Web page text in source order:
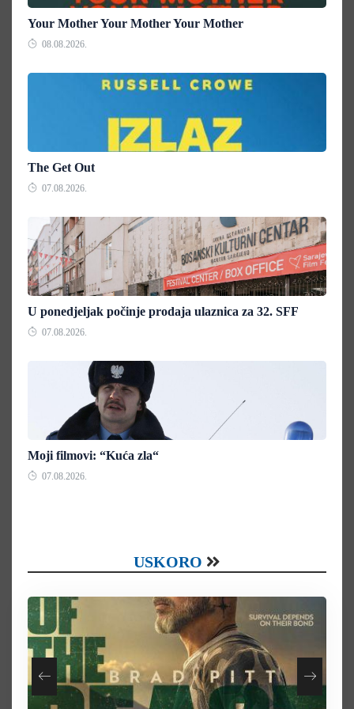
Your Mother Your Mother Your Mother
08.08.2026.
The Get Out
07.08.2026.
U ponedjeljak počinje prodaja ulaznica za 32. SFF
07.08.2026.
Moji filmovi: “Kuća zla“
07.08.2026.
USKORO